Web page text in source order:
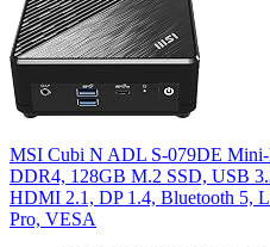
MSI Cubi N ADL S-079DE Mini-
DDR4, 128GB M.2 SSD, USB
HDMI 2.1, DP 1.4, Bluetooth 5,
Pro, VESA